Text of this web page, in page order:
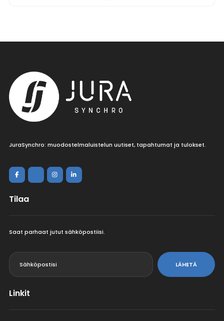
JuraSynchro: muodostelmaluistelun uutiset, tapahtumat ja tulokset.
Tilaa
Saat parhaat jutut sähköpostiisi.
LÄHETÄ
Linkit